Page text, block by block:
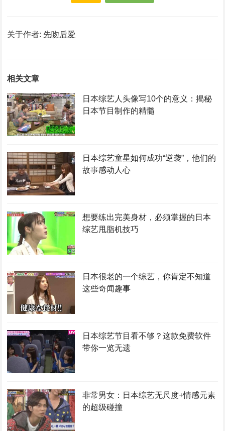
关于作者: 先吻后爱
相关文章
日本综艺人头像写10个的意义：揭秘
日本节目制作的精髓
日本综艺童星如何成功“逆袭”，他们的
故事感动人心
想要练出完美身材，必须掌握的日本
综艺甩脂机技巧
日本很老的一个综艺，你肯定不知道
这些奇闻趣事
日本综艺节目看不够？这款免费软件
带你一览无遗
非常男女：日本综艺无尺度+情感元素
的超级碰撞